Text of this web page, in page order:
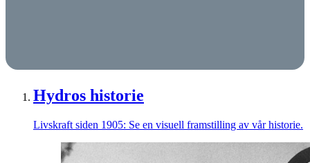
Hydros historie
Livskraft siden 1905: Se en visuell framstilling av vår historie.